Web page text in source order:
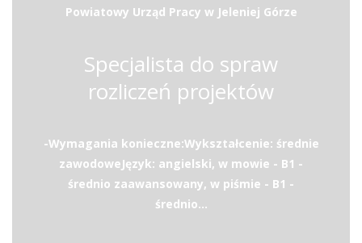
Powiatowy Urząd Pracy w Jeleniej Górze
Specjalista do spraw
rozliczeń projektów
-Wymagania konieczne:Wykształcenie: średnie
zawodoweJęzyk: angielski, w mowie - B1 -
średnio zaawansowany, w piśmie - B1 -
średnio...